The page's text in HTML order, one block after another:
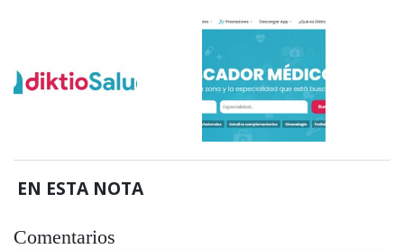
EN ESTA NOTA
Comentarios